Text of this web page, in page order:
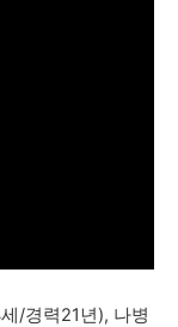
/경력21년), 나병